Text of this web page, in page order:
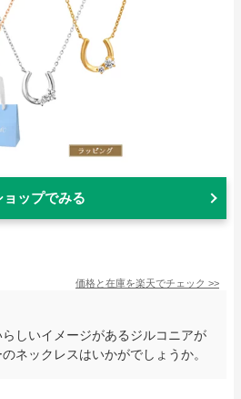
ョップでみる
価格と在庫を楽天でチェック >>
しいイメージがあるジルコニアが
ネックレスはいかがでしょうか。